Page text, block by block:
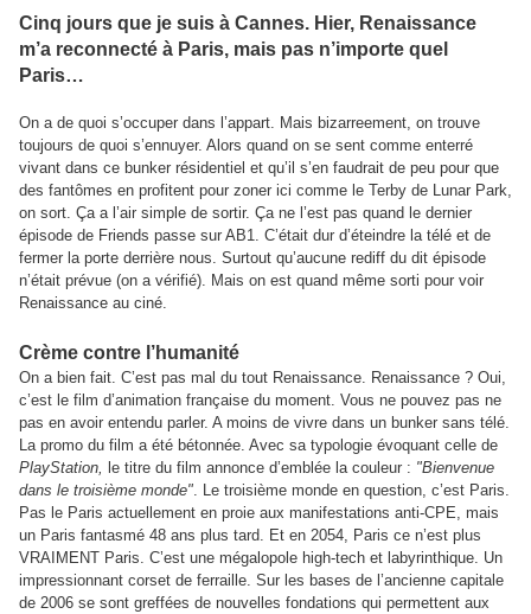
Cinq jours que je suis à Cannes. Hier, Renaissance
m’a reconnecté à Paris, mais pas n’importe quel
Paris…
On a de quoi s’occuper dans l’appart. Mais bizarreement, on trouve
toujours de quoi s’ennuyer. Alors quand on se sent comme enterré
vivant dans ce bunker résidentiel et qu’il s’en faudrait de peu pour que
des fantômes en profitent pour zoner ici comme le Terby de Lunar Park,
on sort. Ça a l’air simple de sortir. Ça ne l’est pas quand le dernier
épisode de Friends passe sur AB1. C’était dur d’éteindre la télé et de
fermer la porte derrière nous. Surtout qu’aucune rediff du dit épisode
n’était prévue (on a vérifié). Mais on est quand même sorti pour voir
Renaissance au ciné.
Crème contre l’humanité
On a bien fait. C’est pas mal du tout Renaissance. Renaissance ? Oui,
c’est le film d’animation française du moment. Vous ne pouvez pas ne
pas en avoir entendu parler. A moins de vivre dans un bunker sans télé.
La promo du film a été bétonnée. Avec sa typologie évoquant celle de
PlayStation, le titre du film annonce d’emblée la couleur : "Bienvenue
dans le troisième monde". Le troisième monde en question, c’est Paris.
Pas le Paris actuellement en proie aux manifestations anti-CPE, mais
un Paris fantasmé 48 ans plus tard. Et en 2054, Paris ce n’est plus
VRAIMENT Paris. C’est une mégalopole high-tech et labyrinthique. Un
impressionnant corset de ferraille. Sur les bases de l’ancienne capitale
de 2006 se sont greffées de nouvelles fondations qui permettent aux